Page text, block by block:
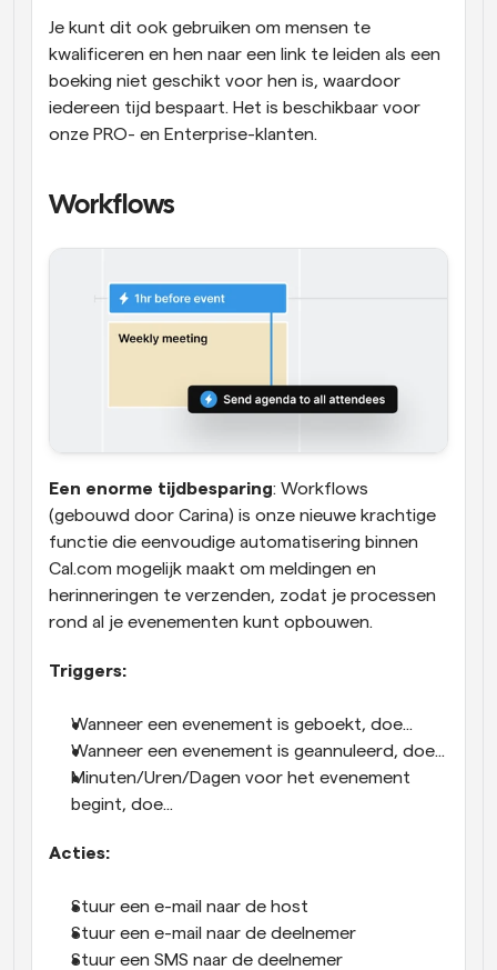
Je kunt dit ook gebruiken om mensen te
kwalificeren en hen naar een link te leiden als een
boeking niet geschikt voor hen is, waardoor
iedereen tijd bespaart. Het is beschikbaar voor
onze PRO- en Enterprise-klanten.
Workflows
Een enorme tijdbesparing: Workflows
(gebouwd door Carina) is onze nieuwe krachtige
functie die eenvoudige automatisering binnen
Cal.com mogelijk maakt om meldingen en
herinneringen te verzenden, zodat je processen
rond al je evenementen kunt opbouwen.
Triggers:
Wanneer een evenement is geboekt, doe...
Wanneer een evenement is geannuleerd, doe...
Minuten/Uren/Dagen voor het evenement
begint, doe...
Acties:
Stuur een e-mail naar de host
Stuur een e-mail naar de deelnemer
Stuur een SMS naar de deelnemer